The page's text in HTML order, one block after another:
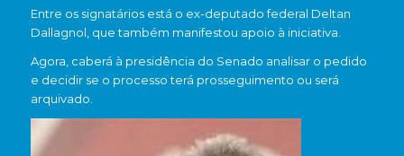
Entre os signatários está o ex-deputado federal Deltan
Dallagnol, que também manifestou apoio à iniciativa.
Agora, caberá à presidência do Senado analisar o pedido
e decidir se o processo terá prosseguimento ou será
arquivado.